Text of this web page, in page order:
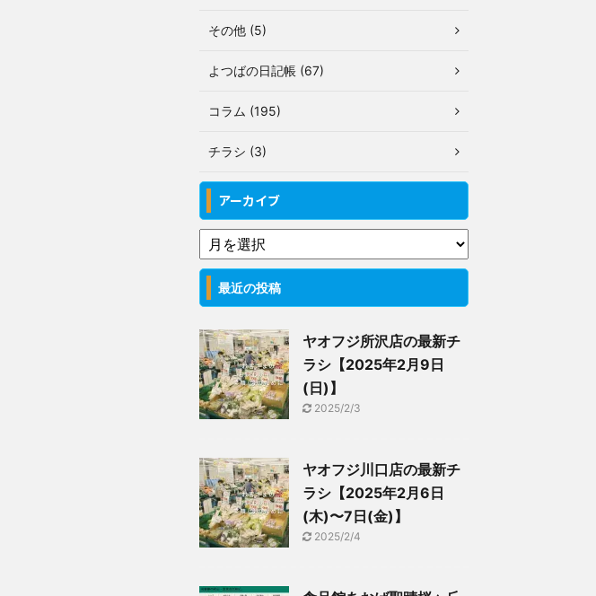
その他 (5)
よつばの日記帳 (67)
コラム (195)
チラシ (3)
アーカイブ
最近の投稿
ヤオフジ所沢店の最新チ
ラシ【2025年2月9日
(日)】
2025/2/3
ヤオフジ川口店の最新チ
ラシ【2025年2月6日
(木)〜7日(金)】
2025/2/4